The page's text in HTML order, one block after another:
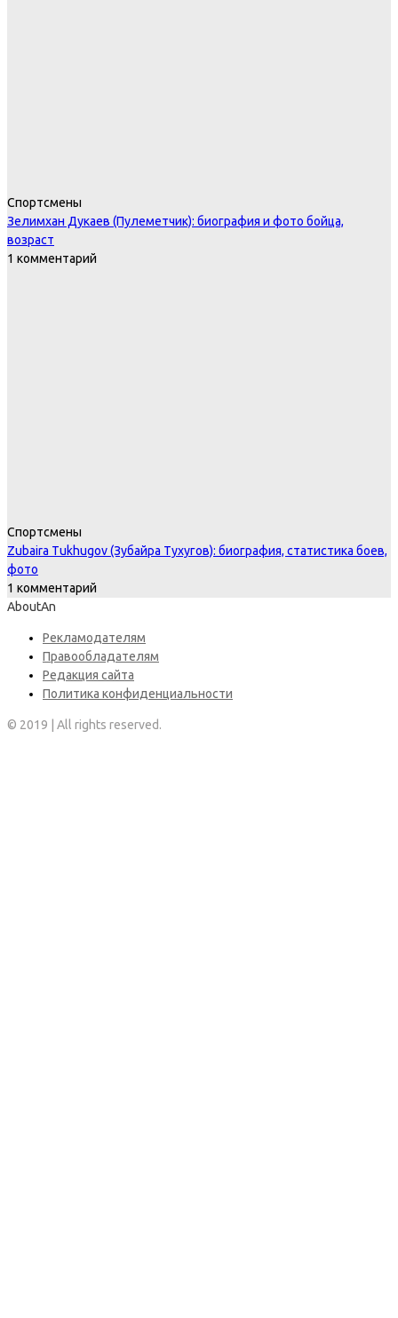
Спортсмены
Зелимхан Дукаев (Пулеметчик): биография и фото бойца,
возраст
1 комментарий
Спортсмены
Zubaira Tukhugov (Зубайра Тухугов): биография, статистика боев,
фото
1 комментарий
AboutAn
Рекламодателям
Правообладателям
Редакция сайта
Политика конфиденциальности
© 2019 | All rights reserved.